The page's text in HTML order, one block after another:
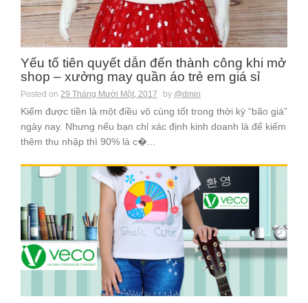
Yếu tố tiên quyết dẫn đến thành công khi mở
shop – xưởng may quần áo trẻ em giá sỉ
Posted on 29 Tháng Mười Một, 2017 by @dmin
Kiếm được tiền là một điều vô cùng tốt trong thời kỳ “bão giá”
ngày nay. Nhưng nếu bạn chỉ xác định kinh doanh là để kiếm
thêm thu nhập thì 90% là c�...